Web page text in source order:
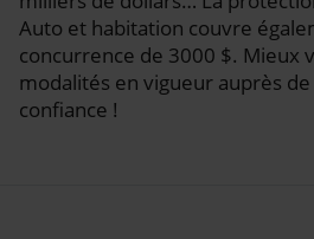
Auto et habitation couvre
concurrence de 3000 $. Mieux
modalités en vigueur auprès
confiance !